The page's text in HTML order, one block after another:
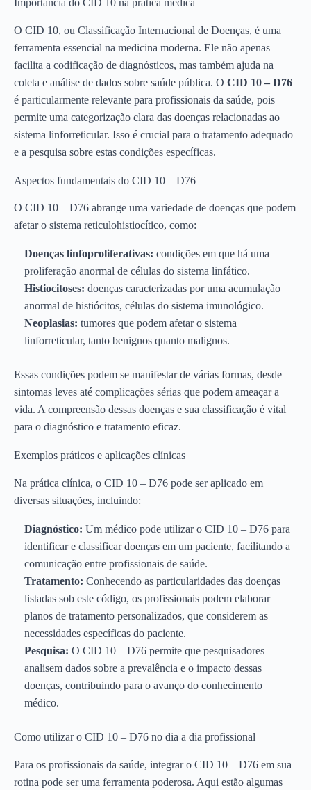
O CID 10, ou Classificação Internacional de Doenças, é uma
ferramenta essencial na medicina moderna. Ele não apenas
facilita a codificação de diagnósticos, mas também ajuda na
coleta e análise de dados sobre saúde pública. O CID 10 – D76
é particularmente relevante para profissionais da saúde, pois
permite uma categorização clara das doenças relacionadas ao
sistema linforreticular. Isso é crucial para o tratamento adequado
e a pesquisa sobre estas condições específicas.
Aspectos fundamentais do CID 10 – D76
O CID 10 – D76 abrange uma variedade de doenças que podem
afetar o sistema reticulohistiocítico, como:
Doenças linfoproliferativas: condições em que há uma
proliferação anormal de células do sistema linfático.
Histiocitoses: doenças caracterizadas por uma acumulação
anormal de histiócitos, células do sistema imunológico.
Neoplasias: tumores que podem afetar o sistema
linforreticular, tanto benignos quanto malignos.
Essas condições podem se manifestar de várias formas, desde
sintomas leves até complicações sérias que podem ameaçar a
vida. A compreensão dessas doenças e sua classificação é vital
para o diagnóstico e tratamento eficaz.
Exemplos práticos e aplicações clínicas
Na prática clínica, o CID 10 – D76 pode ser aplicado em
diversas situações, incluindo:
Diagnóstico: Um médico pode utilizar o CID 10 – D76 para
identificar e classificar doenças em um paciente, facilitando a
comunicação entre profissionais de saúde.
Tratamento: Conhecendo as particularidades das doenças
listadas sob este código, os profissionais podem elaborar
planos de tratamento personalizados, que considerem as
necessidades específicas do paciente.
Pesquisa: O CID 10 – D76 permite que pesquisadores
analisem dados sobre a prevalência e o impacto dessas
doenças, contribuindo para o avanço do conhecimento
médico.
Como utilizar o CID 10 – D76 no dia a dia profissional
Para os profissionais da saúde, integrar o CID 10 – D76 em sua
rotina pode ser uma ferramenta poderosa. Aqui estão algumas